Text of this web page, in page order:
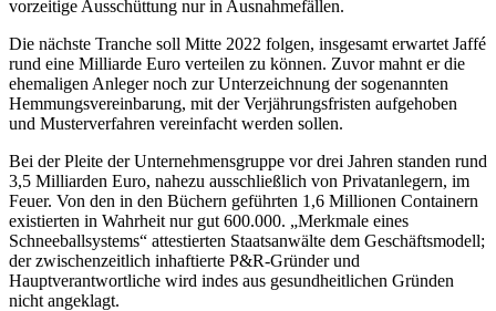
vorzeitige Ausschüttung nur in Ausnahmefällen.
Die nächste Tranche soll Mitte 2022 folgen, insgesamt erwartet Jaffé
rund eine Milliarde Euro verteilen zu können. Zuvor mahnt er die
ehemaligen Anleger noch zur Unterzeichnung der sogenannten
Hemmungsvereinbarung, mit der Verjährungsfristen aufgehoben
und Musterverfahren vereinfacht werden sollen.
Bei der Pleite der Unternehmensgruppe vor drei Jahren standen rund
3,5 Milliarden Euro, nahezu ausschließlich von Privatanlegern, im
Feuer. Von den in den Büchern geführten 1,6 Millionen Containern
existierten in Wahrheit nur gut 600.000. „Merkmale eines
Schneeballsystems“ attestierten Staatsanwälte dem Geschäftsmodell;
der zwischenzeitlich inhaftierte P&R-Gründer und
Hauptverantwortliche wird indes aus gesundheitlichen Gründen
nicht angeklagt.